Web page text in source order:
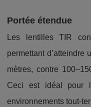
Portée étendue
Les lentilles TIR
permettant
mètres, contre
Ceci est idéal pour
environnements tout-